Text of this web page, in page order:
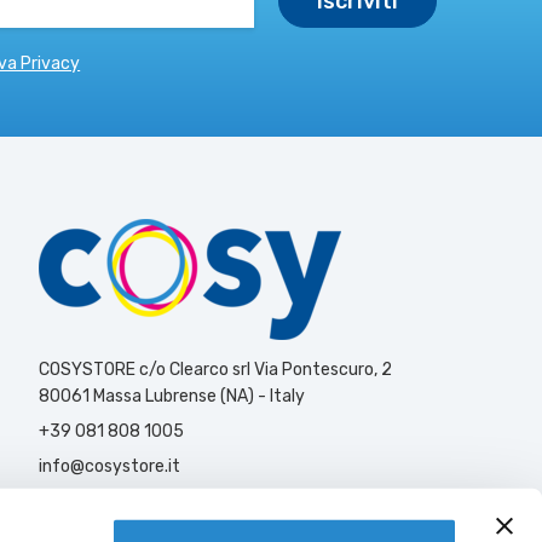
Privacy
COSYSTORE c/o Clearco srl Via Pontescuro, 2
80061 Massa Lubrense (NA) - Italy
+39 081 808 1005
info@cosystore.it